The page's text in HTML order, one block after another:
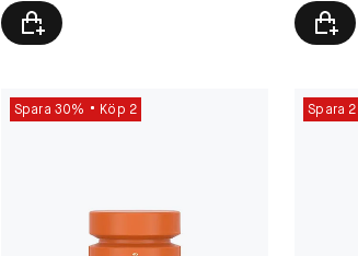
Spara 30% Köp 2 Spara